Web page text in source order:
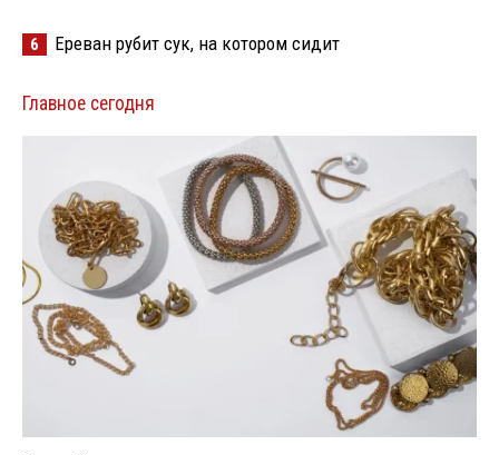
6 Ереван рубит сук, на котором сидит
Главное сегодня